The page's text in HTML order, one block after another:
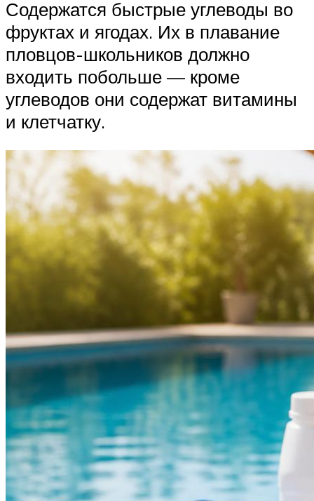
Содержатся быстрые углеводы во
фруктах и ягодах. Их в плавание
пловцов-школьников должно
входить побольше — кроме
углеводов они содержат витамины
и клетчатку.